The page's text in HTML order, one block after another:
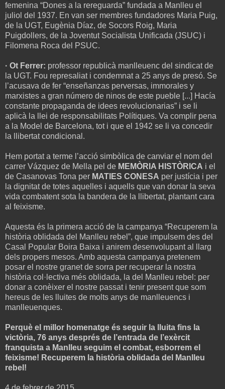
femenina “Dones a la rereguarda” fundada a Manlleu el
juliol del 1937. En van ser membres fundadores Maria Puig,
de la UGT, Eugènia Díaz, de Socors Roig, Maria
Puigdollers, de la Joventut Socialista Unificada (JSUC) i
Filomena Roca del PSUC.
· Ot Ferrer: professor republicà manlleuenc del sindicat de
la UGT. Fou represaliat i condemnat a 25 anys de presó. Se
l’acusava de fer “enseñanzas perversas, immorales y
marxistes a gran número de ninos de este pueble [...] Hacía
constante propaganda de idees revolucionarias” i se li
aplicà la llei de responsabilitats Polítiques. Va complir pena
a la Model de Barcelona, tot i que el 1942 se li va concedir
la llibertat condicional.
Hem portat a terme l’acció simbòlica de canviar el nom del
carrer Vázquez de Mella pel de MEMÒRIA HISTÒRICA i el
de Casanovas Tona per MATIES CONESA per justícia i per
la dignitat de totes aquelles i aquells que van donar la seva
vida combatent sota la bandera de la llibertat, plantant cara
al feixisme.
Aquesta és la primera acció de la campanya “Recuperem la
història oblidada del Manlleu rebel”, que impulsem des del
Casal Popular Boira Baixa i anirem desenvolupant al llarg
dels propers mesos. Amb aquesta campanya pretenem
posar el nostre granet de sorra per recuperar la nostra
història col·lectiva més oblidada, la del Manlleu rebel: per
donar a conèixer el nostre passat i tenir present que som
hereus de les lluites de molts anys de manlleuencs i
manlleuenques.
Perquè el millor homenatge és seguir la lluita fins la
victòria, 76 anys després de l’entrada de l’exèrcit
franquista a Manlleu seguim el combat, esborrem el
feixisme! Recuperem la història oblidada del Manlleu
rebel!